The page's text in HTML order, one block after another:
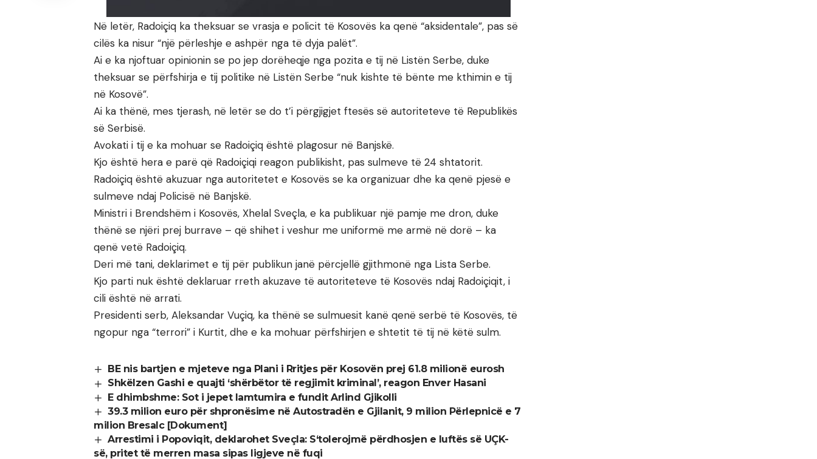
Në letër, Radoiçiq ka theksuar se vrasja e policit të Kosovës ka qenë “aksidentale”, pas së
cilës ka nisur “një përleshje e ashpër nga të dyja palët”.
Ai e ka njoftuar opinionin se po jep dorëheqje nga pozita e tij në Listën Serbe, duke
theksuar se përfshirja e tij politike në Listën Serbe “nuk kishte të bënte me kthimin e tij
në Kosovë”.
Ai ka thënë, mes tjerash, në letër se do t’i përgjigjet ftesës së autoriteteve të Republikës
së Serbisë.
Avokati i tij e ka mohuar se Radoiçiq është plagosur në Banjskë.
Kjo është hera e parë që Radoiçiqi reagon publikisht, pas sulmeve të 24 shtatorit.
Radoiçiq është akuzuar nga autoritetet e Kosovës se ka organizuar dhe ka qenë pjesë e
sulmeve ndaj Policisë në Banjskë.
Ministri i Brendshëm i Kosovës, Xhelal Sveçla, e ka publikuar një pamje me dron, duke
thënë se njëri prej burrave – që shihet i veshur me uniformë me armë në dorë – ka
qenë vetë Radoiçiq.
Deri më tani, deklarimet e tij për publikun janë përcjellë gjithmonë nga Lista Serbe.
Kjo parti nuk është deklaruar rreth akuzave të autoriteteve të Kosovës ndaj Radoiçiqit, i
cili është në arrati.
Presidenti serb, Aleksandar Vuçiq, ka thënë se sulmuesit kanë qenë serbë të Kosovës, të
ngopur nga “terrori” i Kurtit, dhe e ka mohuar përfshirjen e shtetit të tij në këtë sulm.
BE nis bartjen e mjeteve nga Plani i Rritjes për Kosovën prej 61.8 milionë eurosh
Shkëlzen Gashi e quajti ‘shërbëtor të regjimit kriminal’, reagon Enver Hasani
E dhimbshme: Sot i jepet lamtumira e fundit Arlind Gjikolli
39.3 milion euro për shpronësime në Autostradën e Gjilanit, 9 milion Përlepnicë e 7
milion Bresalc [Dokument]
Arrestimi i Popoviqit, deklarohet Sveçla: S‘tolerojmë përdhosjen e luftës së UÇK-
së, pritet të merren masa sipas ligjeve në fuqi